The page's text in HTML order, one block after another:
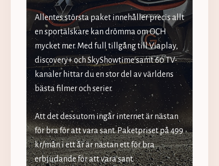
Allentes största paket innehåller precis allt
en sportälskare kan drömma om OCH
mycket mer. Med full tillgång till Viaplay,
discovery+ och SkyShowtime samt 60 TV-
kanaler hittar du en stor del av världens
bästa filmer och serier.
Att det dessutom ingår internet är nästan
för bra för att vara sant. Paketpriset på 499
kr/mån i ett år är nästan ett för bra
erbjudande för att vara sant.